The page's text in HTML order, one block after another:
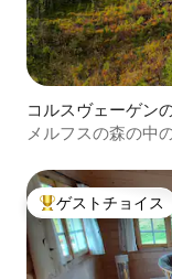
コルスヴェーゲン
メルフスの森の中
大好評のゲストチ
ゲストチョイス